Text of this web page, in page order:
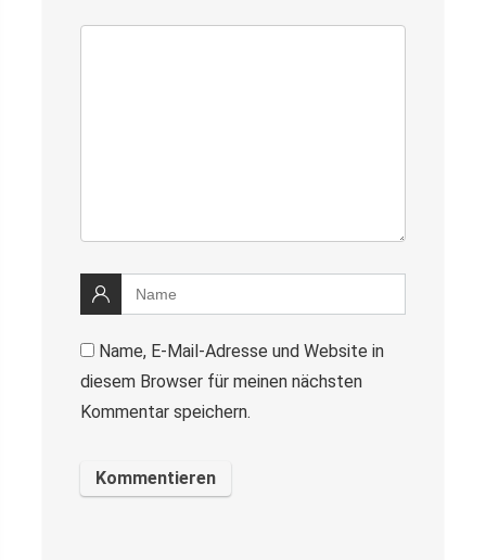
Name, E-Mail-Adresse und Website in
diesem Browser für meinen nächsten
Kommentar speichern.